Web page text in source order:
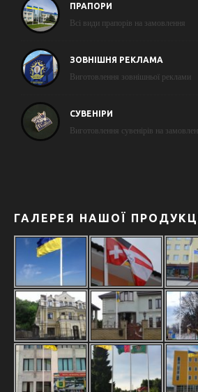
ПРАПОРИ
Всі види прапорів на замовлення
ЗОВНІШНЯ РЕКЛАМА
Виготовлення зовнішньої реклами
СУВЕНІРИ
Виготовлення сувенірів на
ГАЛЕРЕЯ НАШОЇ